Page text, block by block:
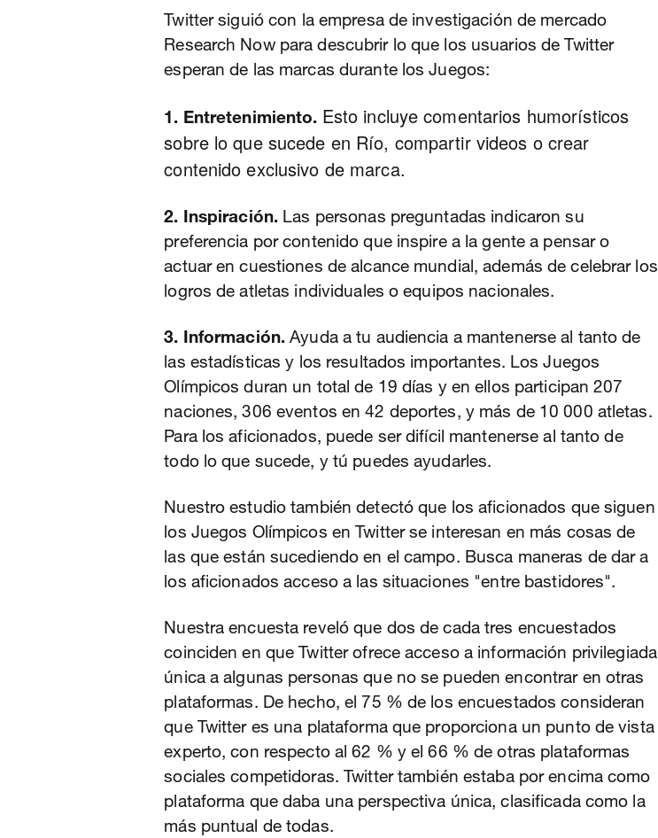
Twitter siguió con la empresa de investigación de mercado
Research Now para descubrir lo que los usuarios de Twitter
esperan de las marcas durante los Juegos:
1. Entretenimiento. Esto incluye comentarios humorísticos
sobre lo que sucede en Río, compartir videos o crear
contenido exclusivo de marca.
2. Inspiración. Las personas preguntadas indicaron su
preferencia por contenido que inspire a la gente a pensar o
actuar en cuestiones de alcance mundial, además de celebrar los
logros de atletas individuales o equipos nacionales.
3. Información.Ayuda a tu audiencia a mantenerse al tanto de
las estadísticas y los resultados importantes. Los Juegos
Olímpicos duran un total de 19 días y en ellos participan 207
naciones, 306 eventos en 42 deportes, y más de 10 000 atletas.
Para los aficionados, puede ser difícil mantenerse al tanto de
todo lo que sucede, y tú puedes ayudarles.
Nuestro estudio también detectó que los aficionados que siguen
los Juegos Olímpicos en Twitter se interesan en más cosas de
las que están sucediendo en el campo. Busca maneras de dar a
los aficionados acceso a las situaciones "entre bastidores".
Nuestra encuesta reveló que dos de cada tres encuestados
coinciden en que Twitter ofrece acceso a información privilegiada
única a algunas personas que no se pueden encontrar en otras
plataformas. De hecho, el 75 % de los encuestados consideran
que Twitter es una plataforma que proporciona un punto de vista
experto, con respecto al 62 % y el 66 % de otras plataformas
sociales competidoras. Twitter también estaba por encima como
plataforma que daba una perspectiva única, clasificada como la
más puntual de todas.